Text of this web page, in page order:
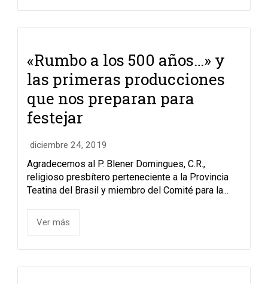
«Rumbo a los 500 años…» y
las primeras producciones
que nos preparan para
festejar
diciembre 24, 2019
Agradecemos al P. Blener Domingues, C.R.,
religioso presbítero perteneciente a la Provincia
Teatina del Brasil y miembro del Comité para la...
Ver más